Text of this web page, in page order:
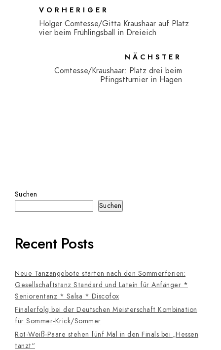
VORHERIGER
Holger Comtesse/Gitta Kraushaar auf Platz
vier beim Frühlingsball in Dreieich
NÄCHSTER
Comtesse/Kraushaar: Platz drei beim
Pfingstturnier in Hagen
Suchen
Suchen
Recent Posts
Neue Tanzangebote starten nach den Sommerferien:
Gesellschaftstanz Standard und Latein für Anfänger *
Seniorentanz * Salsa * Discofox
Finalerfolg bei der Deutschen Meisterschaft Kombination
für Sommer-Krick/Sommer
Rot-Weiß-Paare stehen fünf Mal in den Finals bei „Hessen
tanzt“